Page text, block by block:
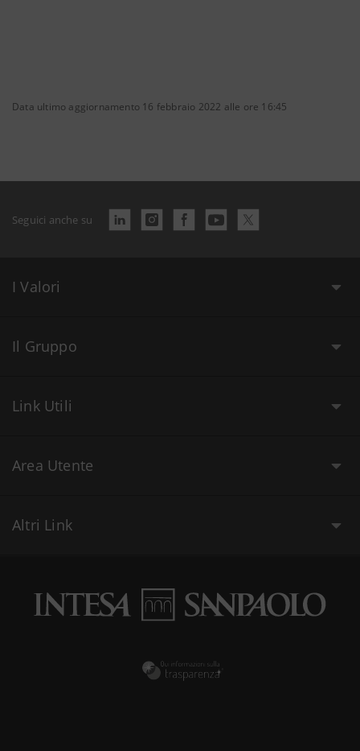
Data ultimo aggiornamento 16 febbraio 2022 alle ore 16:45
Seguici anche su
I Valori
Il Gruppo
Link Utili
Area Utente
Altri Link